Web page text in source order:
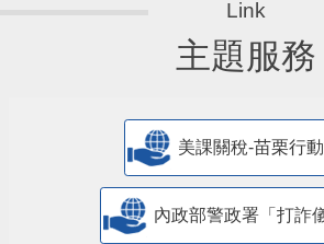
主題服務
美課關稅-苗栗行
內政部警政署「打詐